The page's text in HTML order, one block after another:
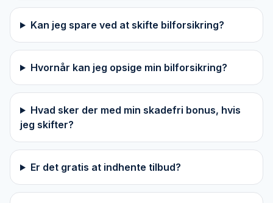
Kan jeg spare ved at skifte bilforsikring?
Hvornår kan jeg opsige min bilforsikring?
Hvad sker der med min skadefri bonus, hvis
jeg skifter?
Er det gratis at indhente tilbud?